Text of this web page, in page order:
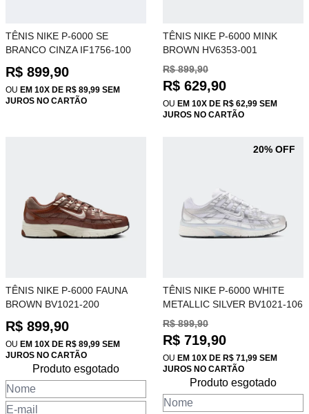
TÊNIS NIKE P-6000 SE
BRANCO CINZA IF1756-100
R$ 899,90
OU EM 10X DE R$ 89,99 SEM
JUROS NO CARTÃO
TÊNIS NIKE P-6000 MINK
BROWN HV6353-001
R$ 899,90
R$ 629,90
OU EM 10X DE R$ 62,99 SEM
JUROS NO CARTÃO
TÊNIS NIKE P-6000 FAUNA
BROWN BV1021-200
R$ 899,90
OU EM 10X DE R$ 89,99 SEM
JUROS NO CARTÃO
Produto esgotado
TÊNIS NIKE P-6000 WHITE
METALLIC SILVER BV1021-106
R$ 899,90
R$ 719,90
OU EM 10X DE R$ 71,99 SEM
JUROS NO CARTÃO
20% OFF
Produto esgotado